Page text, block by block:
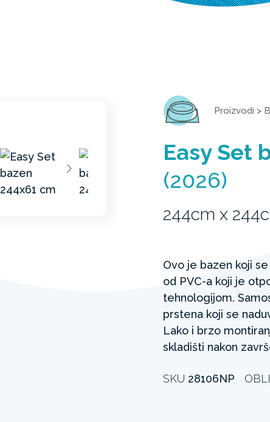
Proizvodi >
Easy Set
(2026)
244cm x
Ovo je bazen koji
od PVC-a koji je
tehnologijom.
prstena koji se
Lako i brzo
skladišti nakon
SKU 28106NP